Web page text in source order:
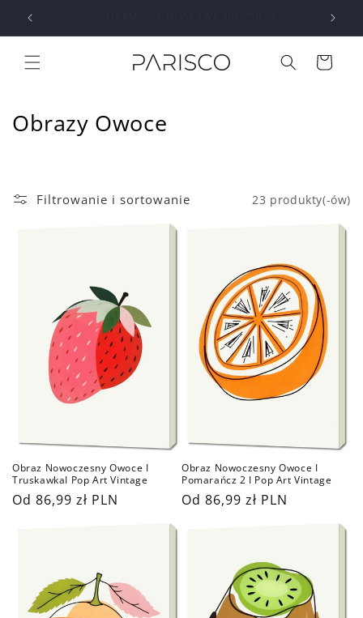
do
treści
Koszyk
K
e
Obrazy Owoce
Filtrowanie i sortowanie 23 produkty(-ów)
Obraz Nowoczesny Owoce I
TruskawkaI Pop Art Vintage
Cena
Od 86,99 zł PLN
Obraz Nowoczesny Owoce I
Pomarańcz 2 I Pop Art Vintage
Cena
Od 86,99 zł PLN